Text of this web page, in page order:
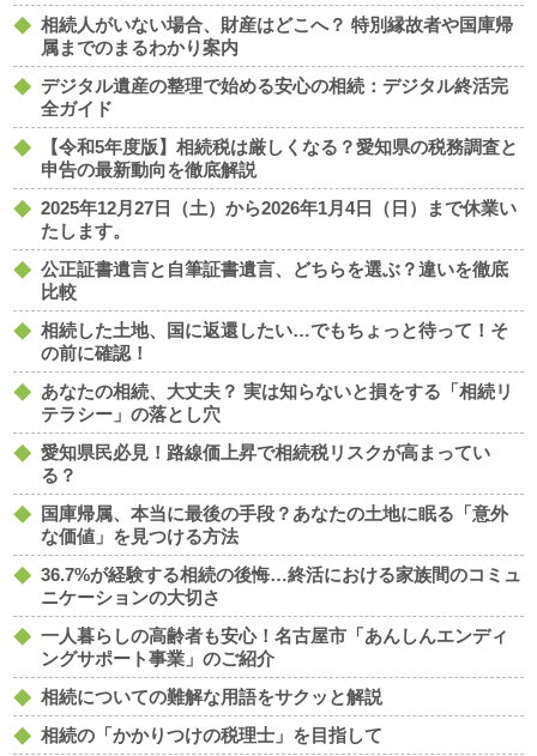
相続人がいない場合、財産はどこへ？ 特別縁故者や国庫帰
属までのまるわかり案内
デジタル遺産の整理で始める安心の相続：デジタル終活完
全ガイド
【令和5年度版】相続税は厳しくなる？愛知県の税務調査と
申告の最新動向を徹底解説
2025年12月27日（土）から2026年1月4日（日）まで休業い
たします。
公正証書遺言と自筆証書遺言、どちらを選ぶ？違いを徹底
比較
相続した土地、国に返還したい…でもちょっと待って！そ
の前に確認！
あなたの相続、大丈夫？ 実は知らないと損をする「相続リ
テラシー」の落とし穴
愛知県民必見！路線価上昇で相続税リスクが高まってい
る？
国庫帰属、本当に最後の手段？あなたの土地に眠る「意外
な価値」を見つける方法
36.7%が経験する相続の後悔…終活における家族間のコミュ
ニケーションの大切さ
一人暮らしの高齢者も安心！名古屋市「あんしんエンディ
ングサポート事業」のご紹介
相続についての難解な用語をサクッと解説
相続の「かかりつけの税理士」を目指して